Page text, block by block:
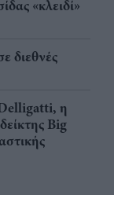
«κλειδί»
διεθνές
η
Big